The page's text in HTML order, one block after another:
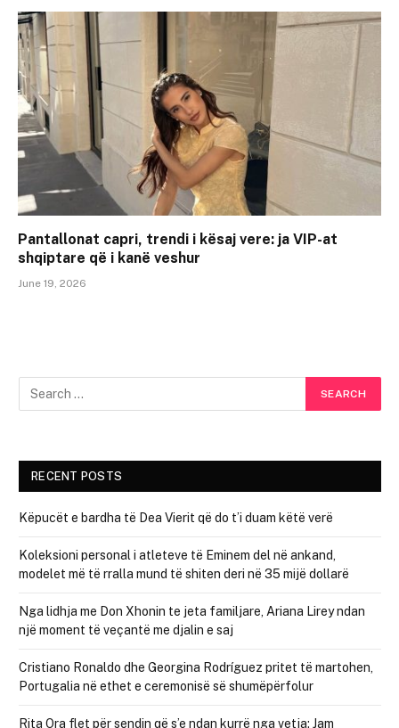
Pantallonat capri, trendi i kësaj vere: ja VIP-at
shqiptare që i kanë veshur
June 19, 2026
RECENT POSTS
Këpucët e bardha të Dea Vierit që do t’i duam këtë verë
Koleksioni personal i atleteve të Eminem del në ankand,
modelet më të rralla mund të shiten deri në 35 mijë dollarë
Nga lidhja me Don Xhonin te jeta familjare, Ariana Lirey ndan
një moment të veçantë me djalin e saj
Cristiano Ronaldo dhe Georgina Rodríguez pritet të martohen,
Portugalia në ethet e ceremonisë së shumëpërfolur
Rita Ora flet për sendin që s’e ndan kurrë nga vetja: Jam